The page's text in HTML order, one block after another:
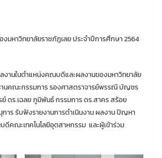
หาวิทยาลัยราชภัฏเลย ประจำปีการศึกษา 2564
งานในตำแหน่งคณบดีและผลงานของมหาวิทยาลัย
านคณะกรรมการ รองศาสตราจารย์พรรณี บัญชร
ดร.เฉลย ภูมิพันธ์ กรรมการ ดร.สาคร สร้อย
าร รับฟังรายงานการดำเนินงาน ผลงาน ปัญหา
คณะเทคโนโลยีอุตสาหกรรม และผู้เข้าร่วม